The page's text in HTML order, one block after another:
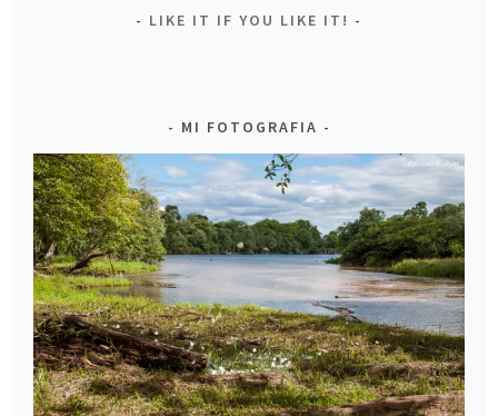
LIKE IT IF YOU LIKE IT!
MI FOTOGRAFIA